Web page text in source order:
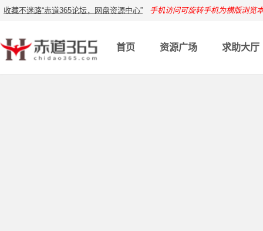
收藏不迷路“赤道365论坛，网盘资源中心” 手机访问可旋转手机为横版浏览
首页 资源广场 求助大厅